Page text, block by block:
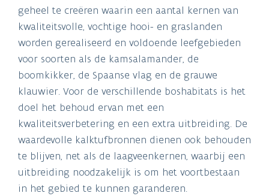
geheel te creëren waarin een aantal kernen van
kwaliteitsvolle, vochtige hooi- en graslanden
worden gerealiseerd en voldoende leefgebieden
voor soorten als de kamsalamander, de
boomkikker, de Spaanse vlag en de grauwe
klauwier. Voor de verschillende boshabitats is het
doel het behoud ervan met een
kwaliteitsverbetering en een extra uitbreiding. De
waardevolle kalktufbronnen dienen ook behouden
te blijven, net als de laagveenkernen, waarbij een
uitbreiding noodzakelijk is om het voortbestaan
in het gebied te kunnen garanderen.